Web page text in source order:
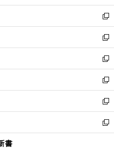
開
く
ウ
で
開
く
ン
ド
ウ
で
開
く
新
し
い
ウ
ィ
ン
ド
ウ
で
開
く
新
し
い
ウ
ィ
ン
ド
ウ
で
開
新
し
い
ウ
ィ
ン
ド
ウ
新
し
い
ウ
ィ
ン
新
し
い
ウ
新
し
書